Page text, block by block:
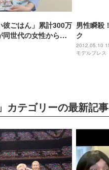
彼ごはん」累計300万
世代の女性から圧
男性瞬殺
ク
2012.05.10
モデルプレス
カテゴリーの最新記事